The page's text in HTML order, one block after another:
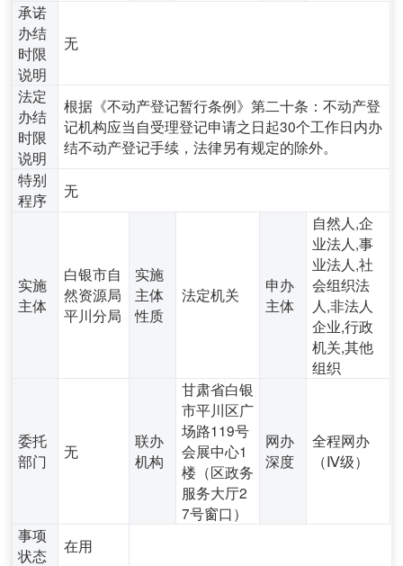
承诺
办结
时限
说明
无
法定
办结
时限
说明
根据《不动产登记暂行条例》第二十条：不动产登
记机构应当自受理登记申请之日起30个工作日内办
结不动产登记手续，法律另有规定的除外。
特别
程序
无
实施
主体
白银市自
然资源局
平川分局
实施
主体
性质
法定机关
申办
主体
自然人,企
业法人,事
业法人,社
会组织法
人,非法人
企业,行政
机关,其他
组织
委托
部门
无
联办
机构
甘肃省白银
市平川区广
场路119号
会展中心1
楼（区政务
服务大厅2
7号窗口）
网办
深度
全程网办
（Ⅳ级）
事项
状态
在用